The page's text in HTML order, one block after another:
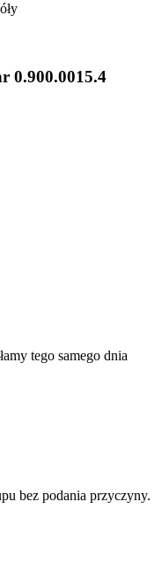
0.900.0015.4
tego samego dnia
bez podania przyczyny.